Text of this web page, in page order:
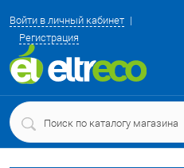
Войти в личный кабинет
Регистрация